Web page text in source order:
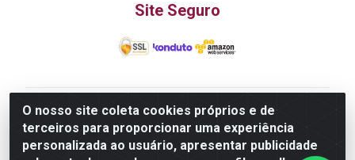
O nosso site coleta cookies próprios e de
terceiros para proporcionar uma experiência
personalizada ao usuário, apresentar publicidade
Site Seguro
Edn Utilidades Domésticas Importação e Exportação
LTDA - R. Edmundo Pinto da Cunha, LT APM 06, N 133 -
Res. Luiza Monteiro, Trindade - GO, 75385-000 - CNPJ